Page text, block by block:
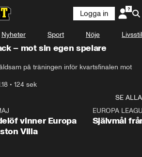
Logga in
Nyheter Sport Nöje Livsstil
– mot sin egen spelare
på träningen inför kvartsfinalen mot
• 124 sek
SE ALLA
vinner Europa
Villa
EUROPA
Självmål